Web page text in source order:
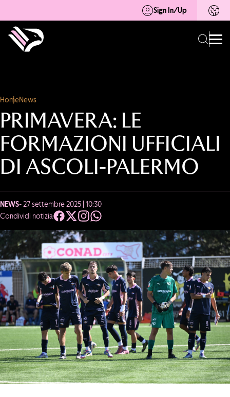
Sign In/Up
HomeNews
PRIMAVERA: LE
FORMAZIONI UFFICIALI
DI ASCOLI-PALERMO
NEWS- 27 settembre 2025 | 10:30
Condividi notizia